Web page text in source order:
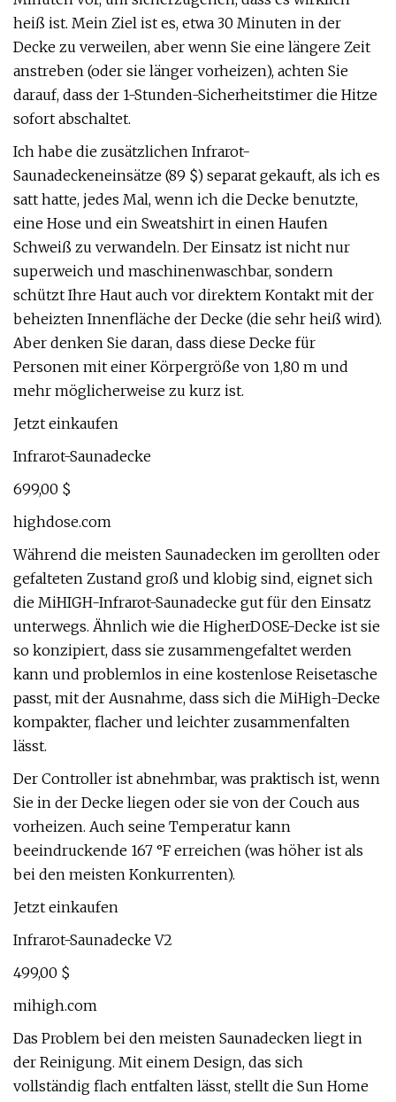
heiß ist. Mein Ziel ist es, etwa 30 Minuten in der
Decke zu verweilen, aber wenn Sie eine längere Zeit
anstreben (oder sie länger vorheizen), achten Sie
darauf, dass der 1-Stunden-Sicherheitstimer die Hitze
sofort abschaltet.
Ich habe die zusätzlichen Infrarot-
Saunadeckeneinsätze (89 $) separat gekauft, als ich es
satt hatte, jedes Mal, wenn ich die Decke benutzte,
eine Hose und ein Sweatshirt in einen Haufen
Schweiß zu verwandeln. Der Einsatz ist nicht nur
superweich und maschinenwaschbar, sondern
schützt Ihre Haut auch vor direktem Kontakt mit der
beheizten Innenfläche der Decke (die sehr heiß wird).
Aber denken Sie daran, dass diese Decke für
Personen mit einer Körpergröße von 1,80 m und
mehr möglicherweise zu kurz ist.
Jetzt einkaufen
Infrarot-Saunadecke
699,00 $
highdose.com
Während die meisten Saunadecken im gerollten oder
gefalteten Zustand groß und klobig sind, eignet sich
die MiHIGH-Infrarot-Saunadecke gut für den Einsatz
unterwegs. Ähnlich wie die HigherDOSE-Decke ist sie
so konzipiert, dass sie zusammengefaltet werden
kann und problemlos in eine kostenlose Reisetasche
passt, mit der Ausnahme, dass sich die MiHigh-Decke
kompakter, flacher und leichter zusammenfalten
lässt.
Der Controller ist abnehmbar, was praktisch ist, wenn
Sie in der Decke liegen oder sie von der Couch aus
vorheizen. Auch seine Temperatur kann
beeindruckende 167 °F erreichen (was höher ist als
bei den meisten Konkurrenten).
Jetzt einkaufen
Infrarot-Saunadecke V2
499,00 $
mihigh.com
Das Problem bei den meisten Saunadecken liegt in
der Reinigung. Mit einem Design, das sich
vollständig flach entfalten lässt, stellt die Sun Home